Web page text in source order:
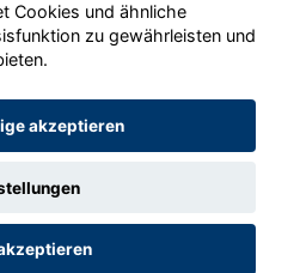
GmbH 2020 - 2026
Cookies und ähnliche
zu gewährleisten und
akzeptieren